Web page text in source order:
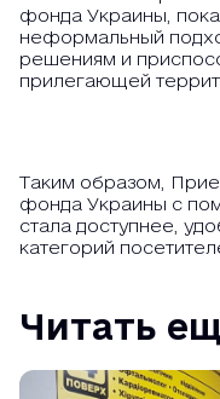
фонда Украины,
неформальный
решениям и
прилегающей
Таким образом,
фонда Украины с
стала доступнее,
категорий
Читать